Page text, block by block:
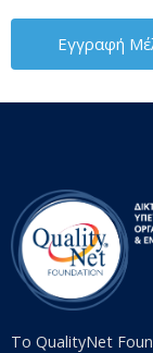
Το QualityNet